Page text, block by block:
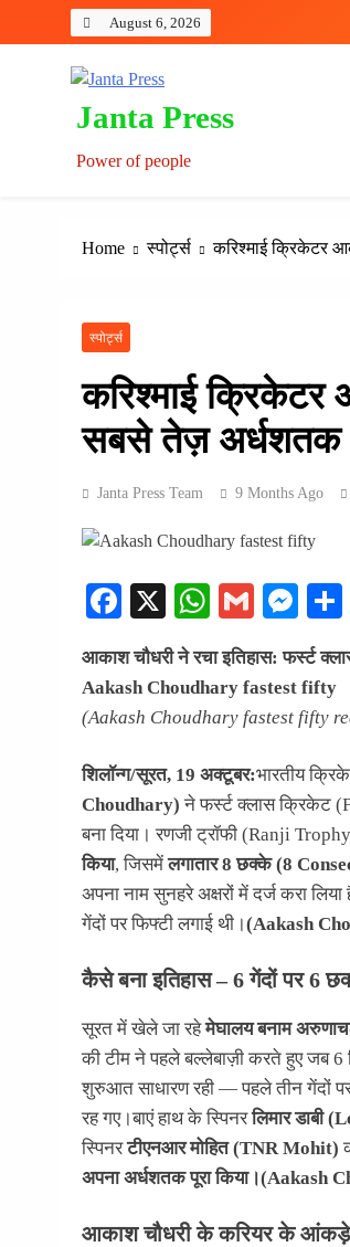
August 6, 2026
Janta Press
Power of people
Home स्पोर्ट्स करिश्माई क्रिकेटर
स्पोर्ट्स
करिश्माई
सबसे तेज़ अर्धशतक
Janta Press Team 9 Months Ago
Facebook
X WhatsApp
Gmail
आकाश चौधरी ने रचा इतिहास: फर्स्ट
Aakash Choudhary fastest fifty
(Aakash Choudhary fastest fifty
शिलॉन्ग/सूरत, 19 अक्टूबर:भारतीय
Choudhary) ने फर्स्ट क्लास क्रिकेट
बना दिया। रणजी ट्रॉफी (Ranji
किया, जिसमेंलगातार 8 छक्के (8
अपना नाम सुनहरे अक्षरों में दर्ज करा
गेंदों पर फिफ्टी लगाई थी।(Aakash
कैसे बना इतिहास – 6 गेंदों पर 6
सूरत में खेले जा रहेमेघालय बनाम
की टीम ने पहले बल्लेबाज़ी करते हुए जब
शुरुआत साधारण रही — पहले तीन गेंदों पर
रह गए।बाएं हाथ के स्पिनरलिमार डाबी
स्पिनरटीएनआर मोहित (TNR Mohit)
अपना अर्धशतक पूरा किया।(Aakash
आकाश चौधरी के करियर के